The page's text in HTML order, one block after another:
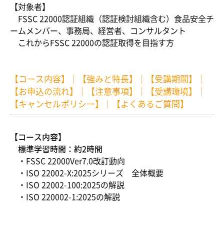
【対象者】
FSSC 22000認証組織（認証検討組織含む）食品安全チ
ームメンバー、事務局、経営者、コンサルタント
これからFSSC 22000の認証取得を目指す方
【コース内容】 ｜ 【強みと特長】 ｜ 【受講期間】
｜
【お申込の流れ】
｜ 【注意事項】 ｜ 【受講環境】
｜
【キャンセルポリシー】
｜ 【よくあるご質問】
【コース内容】
標準学習時間：約2時間
・FSSC 22000Ver7.0改訂動向
・ISO 22002-X:2025シリーズ 全体概要
・ISO 22002-100:2025の解説
・ISO 220002-1:2025の解説